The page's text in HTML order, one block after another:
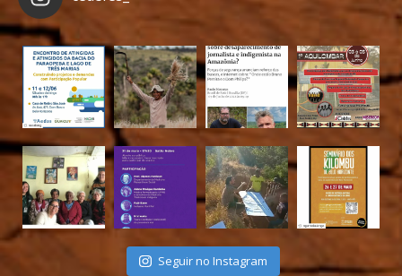
Seguir no Instagram